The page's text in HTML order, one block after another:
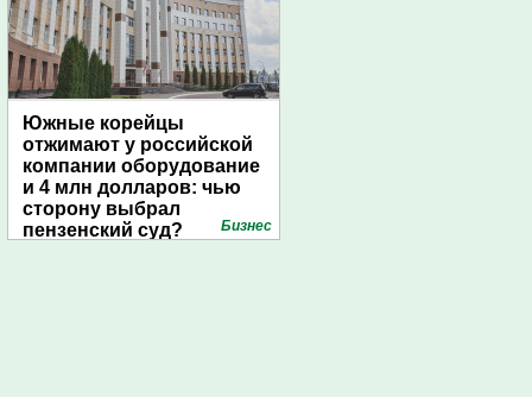
Южные корейцы
отжимают у российской
компании оборудование
и 4 млн долларов: чью
сторону выбрал
пензенский суд?
Бизнес